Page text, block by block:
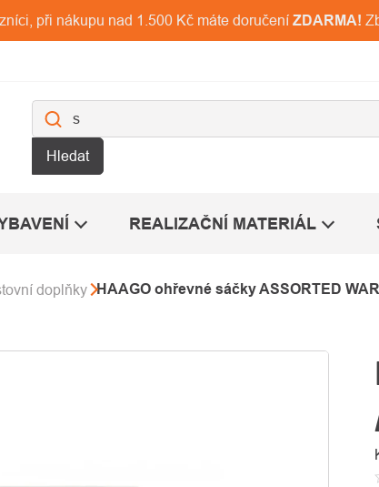
při nákupu nad 1.500 Kč máte doručení ZDARMA!
Hledat
REALIZAČNÍ MATERIÁL
doplňky HAAGO ohřevné sáčky ASSORTED